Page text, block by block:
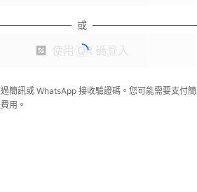
或
使用 QR 碼登入
簡訊或 WhatsApp 接收驗證碼。您可能需要支付簡
用。